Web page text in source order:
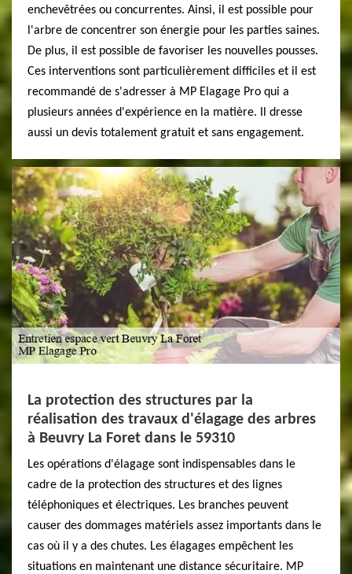
enchevêtrées ou concurrentes. Ainsi, il est possible pour
l'arbre de concentrer son énergie pour les parties saines.
De plus, il est possible de favoriser les nouvelles pousses.
Ces interventions sont particulièrement difficiles et il est
recommandé de s'adresser à MP Elagage Pro qui a
plusieurs années d'expérience en la matière. Il dresse
aussi un devis totalement gratuit et sans engagement.
La protection des structures par la
réalisation des travaux d'élagage des arbres
à Beuvry La Foret dans le 59310
Les opérations d'élagage sont indispensables dans le
cadre de la protection des structures et des lignes
téléphoniques et électriques. Les branches peuvent
causer des dommages matériels assez importants dans le
cas où il y a des chutes. Les élagages empêchent les
situations en maintenant une distance sécuritaire. MP